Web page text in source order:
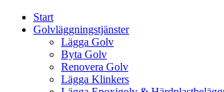
Start
Golvläggningstjänster
Lägga Golv
Byta Golv
Renovera Golv
Lägga Klinkers